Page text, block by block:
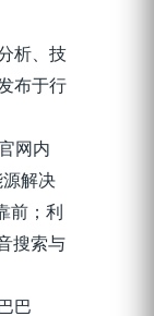
析、技
布于行
网内
解决
前；利
搜索与
巴